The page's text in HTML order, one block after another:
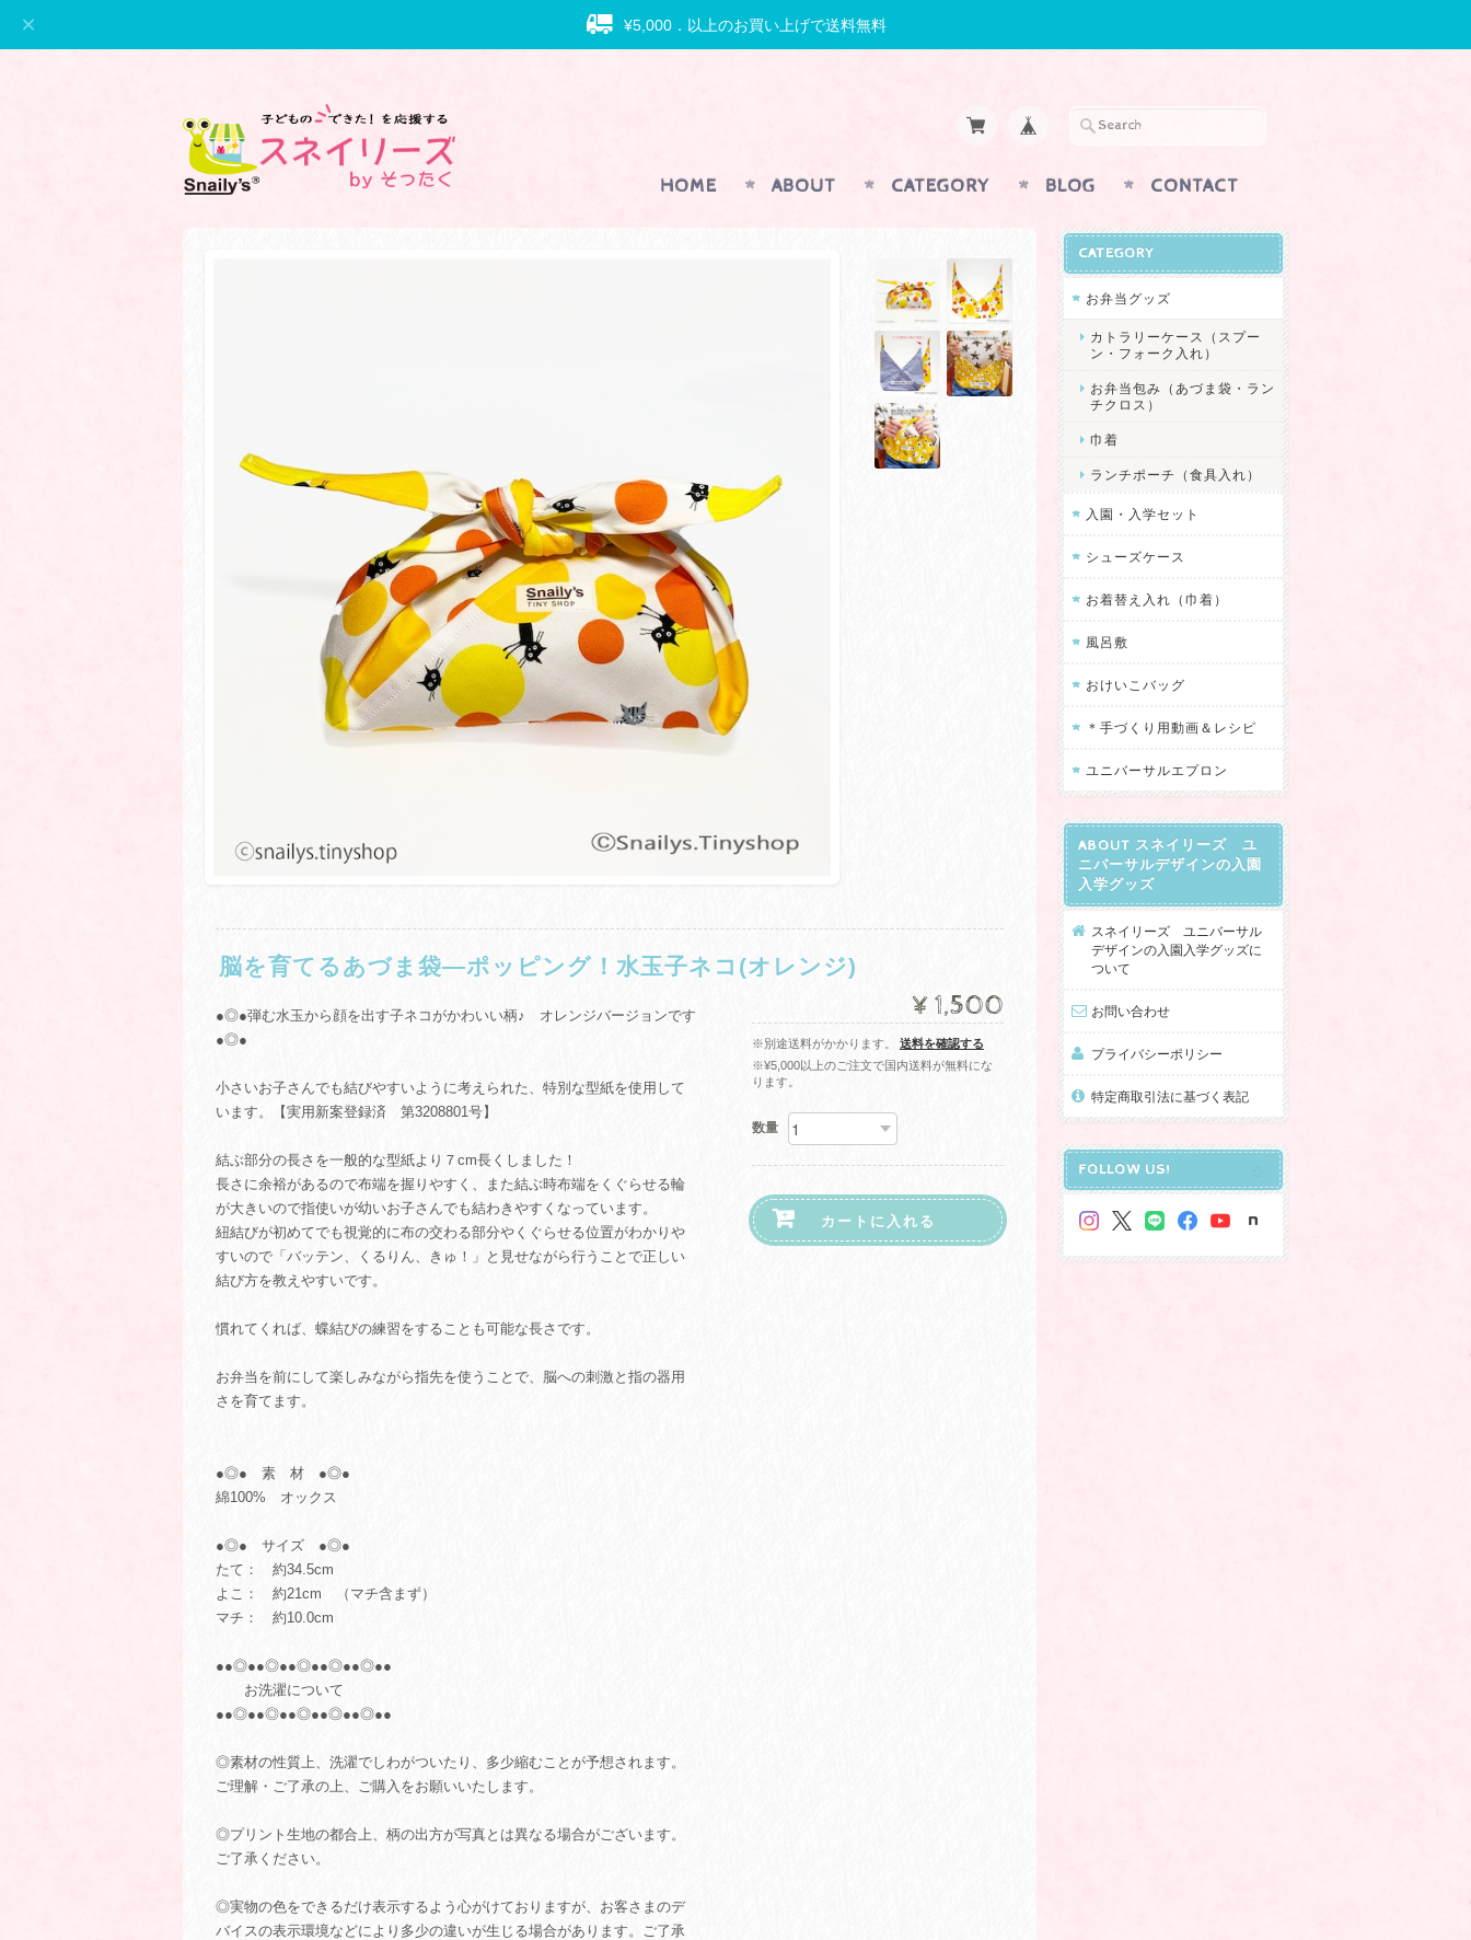
¥5,000．以上のお買い上げで送料無料
HOME ABOUT CATEGORY BLOG CONTACT
脳を育てるあづま袋―ポッピング！水玉子ネコ(オレンジ)
●◎●弾む水玉から顔を出す子ネコがかわいい柄♪ オレンジバージョンです
●◎●
小さいお子さんでも結びやすいように考えられた、特別な型紙を使用して
います。【実用新案登録済 第3208801号】
結ぶ部分の長さを一般的な型紙より７cm長くしました！
長さに余裕があるので布端を握りやすく、また結ぶ時布端をくぐらせる輪
が大きいので指使いが幼いお子さんでも結わきやすくなっています。
紐結びが初めてでも視覚的に布の交わる部分やくぐらせる位置がわかりや
すいので「バッテン、くるりん、きゅ！」と見せながら行うことで正しい
結び方を教えやすいです。
慣れてくれば、蝶結びの練習をすることも可能な長さです。
お弁当を前にして楽しみながら指先を使うことで、脳への刺激と指の器用
さを育てます。
●◎● 素 材 ●◎●
綿100% オックス
●◎● サイズ ●◎●
たて： 約34.5cm
よこ： 約21cm （マチ含まず）
マチ： 約10.0cm
●●◎●●◎●●◎●●◎●●◎●●
お洗濯について
●●◎●●◎●●◎●●◎●●◎●●
◎素材の性質上、洗濯でしわがついたり、多少縮むことが予想されます。
ご理解・ご了承の上、ご購入をお願いいたします。
◎プリント生地の都合上、柄の出方が写真とは異なる場合がございます。
ご了承ください。
◎実物の色をできるだけ表示するよう心がけておりますが、お客さまのデ
バイスの表示環境などにより多少の違いが生じる場合があります。ご了承
¥1,500
※別途送料がかかります。
送料を確認する
※¥5,000以上のご注文で国内送料が無料にな
ります。
数量
カートに入れる
CATEGORY
お弁当グッズ
カトラリーケース（スプー
ン・フォーク入れ）
お弁当包み（あづま袋・ラン
チクロス）
巾着
ランチポーチ（食具入れ）
入園・入学セット
シューズケース
お着替え入れ（巾着）
風呂敷
おけいこバッグ
＊手づくり用動画＆レシピ
ユニバーサルエプロン
ABOUT スネイリーズ ユ
ニバーサルデザインの入園
入学グッズ
スネイリーズ ユニバーサル
デザインの入園入学グッズに
ついて
お問い合わせ
プライバシーポリシー
特定商取引法に基づく表記
FOLLOW US!